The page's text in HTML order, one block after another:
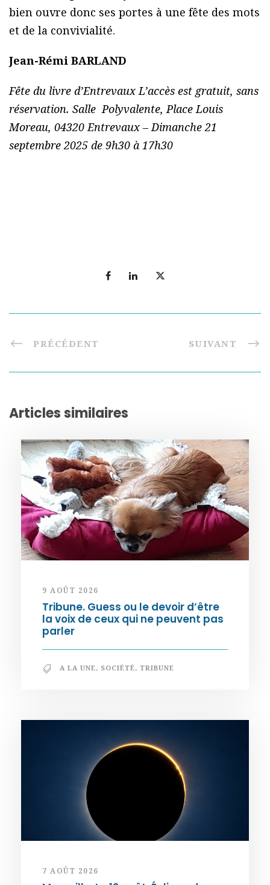
bien ouvre donc ses portes à une fête des mots
et de la convivialité.
Jean-Rémi BARLAND
Fête du livre d’Entrevaux L’accès est gratuit, sans
réservation. Salle Polyvalente, Place Louis
Moreau, 04320 Entrevaux – Dimanche 21
septembre 2025 de 9h30 à 17h30
PRÉCÉDENT SUIVANT
Articles similaires
9 AOÛT 2026
Tribune. Guess ou le devoir d’être
la voix de ceux qui ne peuvent pas
parler
A LA UNE, SOCIÉTÉ, TRIBUNE
7 AOÛT 2026